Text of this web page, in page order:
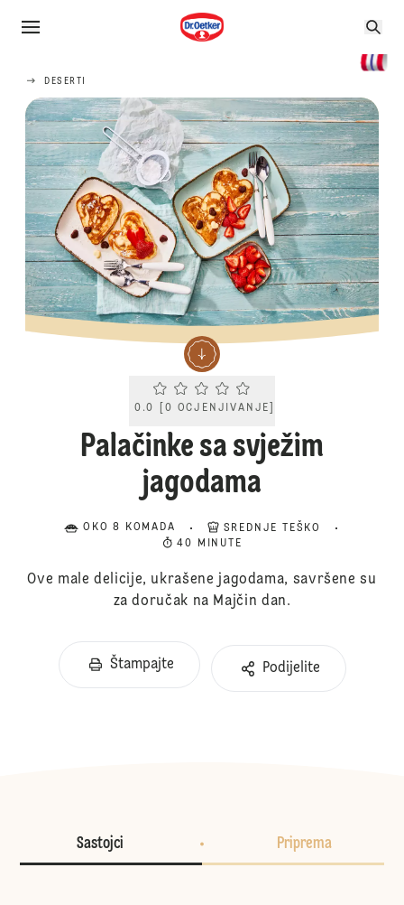
DESERTI
Current rating 0.0. Click to rate.
0.0 [0 OCJENJIVANJE
Palačinke sa svježim
jagodama
OKO 8 KOMADA
SREDNJE TEŠKO
40 MINUTE
Ove male delicije, ukrašene jagodama, savršene su
za doručak na Majčin dan.
Štampajte Podijelite
Sastojci Priprema